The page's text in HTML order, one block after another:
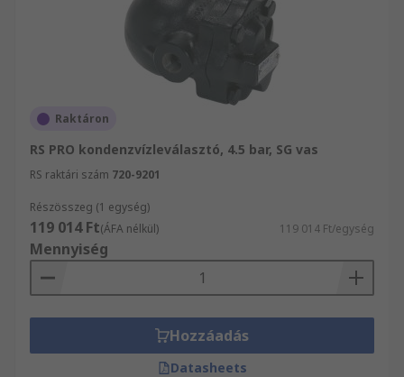
Raktáron
RS PRO kondenzvízleválasztó, 4.5 bar, SG vas
RS raktári szám 720-9201
Részösszeg (1 egység)
119 014 Ft(ÁFA nélkül) 119 014 Ft/egység
Mennyiség
Hozzáadás
Datasheets